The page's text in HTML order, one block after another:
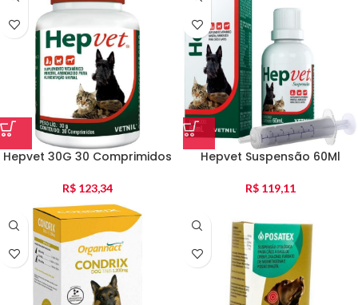
Hepvet 30G 30 Comprimidos
R$ 123,34
Hepvet Suspensão 60Ml
R$ 119,11